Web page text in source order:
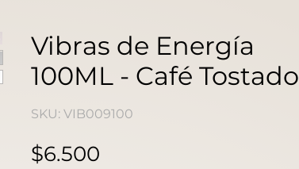
Vibras de Energía
100ML - Café Tostado
SKU: VIB009100
$6.500Precio